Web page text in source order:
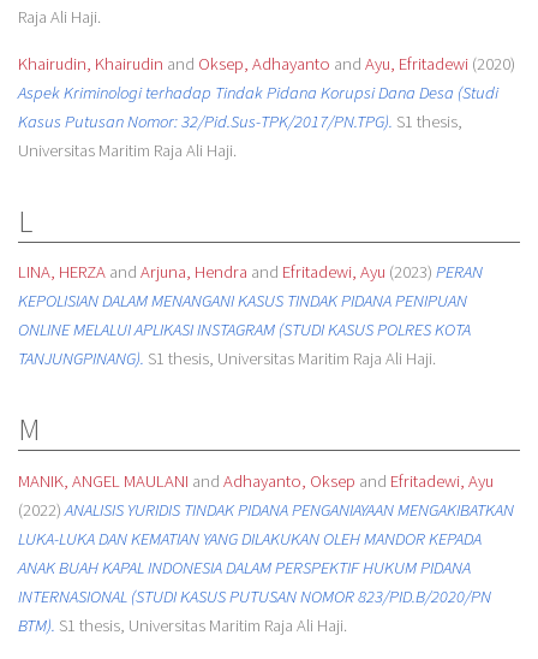
Raja Ali Haji.
Khairudin, Khairudin and Oksep, Adhayanto and Ayu, Efritadewi(2020)
Aspek Kriminologi terhadap Tindak Pidana Korupsi Dana Desa (Studi
Kasus Putusan Nomor: 32/Pid.Sus-TPK/2017/PN.TPG). S1 thesis,
Universitas Maritim Raja Ali Haji.
L
LINA, HERZAand Arjuna, Hendra and Efritadewi, Ayu (2023) PERAN
KEPOLISIAN DALAM MENANGANI KASUS TINDAK PIDANA PENIPUAN
ONLINE MELALUI APLIKASI INSTAGRAM (STUDI KASUS POLRES KOTA
TANJUNGPINANG). S1 thesis, Universitas Maritim Raja Ali Haji.
M
MANIK, ANGEL MAULANI and Adhayanto, Oksep and Efritadewi, Ayu
(2022)ANALISIS YURIDIS TINDAK PIDANA PENGANIAYAAN MENGAKIBATKAN
LUKA-LUKA DAN KEMATIAN YANG DILAKUKAN OLEH MANDOR KEPADA
ANAK BUAH KAPAL INDONESIA DALAM PERSPEKTIF HUKUM PIDANA
INTERNASIONAL (STUDI KASUS PUTUSAN NOMOR 823/PID.B/2020/PN
BTM). S1 thesis, Universitas Maritim Raja Ali Haji.